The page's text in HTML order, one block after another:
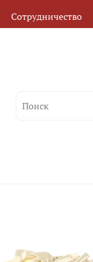
Сотрудничество